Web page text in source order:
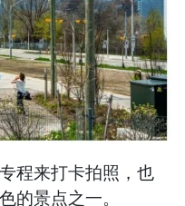
程来打卡拍照，也
的景点之一。